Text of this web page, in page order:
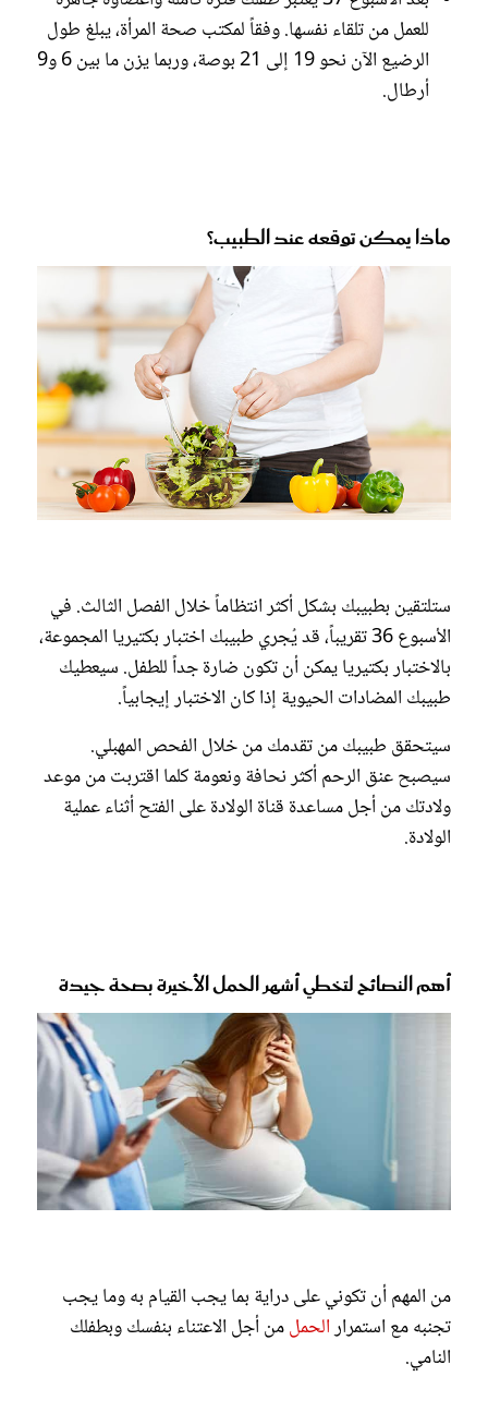
للعمل من تلقاء نفسها. وفقاً لمكتب صحة المرأة، يبلغ طول
الرضيع الآن نحو 19 إلى 21 بوصة، وربما يزن ما بين 6 و9
أرطال.
ماذا يمكن توقعه عند الطبيب؟
ستلتقين بطبيبك بشكل أكثر انتظاماً خلال الفصل الثالث. في
الأسبوع 36 تقريباً، قد يُجري طبيبك اختبار بكتيريا المجموعة،
بالاختبار بكتيريا يمكن أن تكون ضارة جداً للطفل. سيعطيك
طبيبك المضادات الحيوية إذا كان الاختبار إيجابياً.
سيتحقق طبيبك من تقدمك من خلال الفحص المهبلي.
سيصبح عنق الرحم أكثر نحافة ونعومة كلما اقتربت من موعد
ولادتك من أجل مساعدة قناة الولادة على الفتح أثناء عملية
الولادة.
أهم النصائح لتخطي أشهر الحمل الأخيرة بصحة جيدة
من المهم أن تكوني على دراية بما يجب القيام به وما يجب
تجنبه مع استمرارالحملمن أجل الاعتناء بنفسك وبطفلك
النامي.